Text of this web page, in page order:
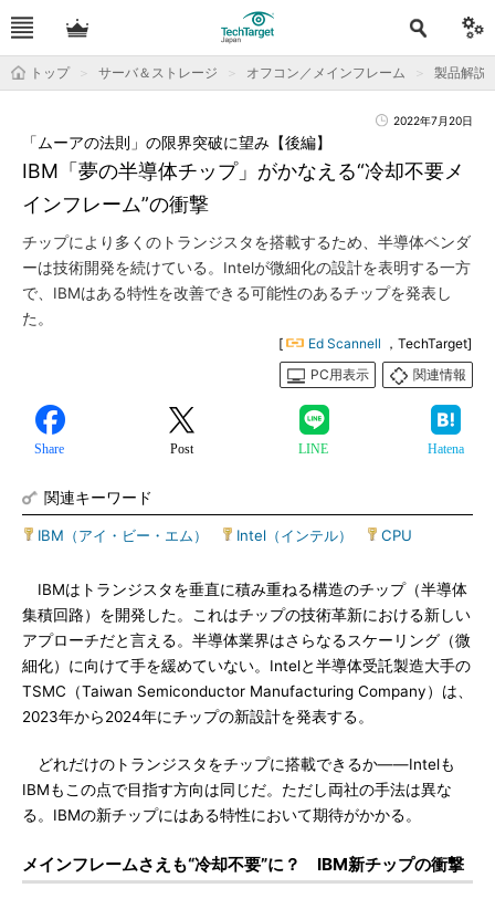
トップ サーバ＆ストレージ オフコン／メインフレーム 製品解説
2022年7月20日
IBM「夢の半導体チップ」がかなえる“冷却不要メ
インフレーム”の衝撃
「ムーアの法則」の限界突破に望み【後編】
チップにより多くのトランジスタを搭載するため、半導体ベンダ
ーは技術開発を続けている。Intelが微細化の設計を表明する一方
で、IBMはある特性を改善できる可能性のあるチップを発表し
た。
[ Ed Scannell ，TechTarget]
PC用表示
関連情報
Share Post LINE Hatena
関連キーワード
IBM（アイ・ビー・エム） Intel（インテル） CPU
IBMはトランジスタを垂直に積み重ねる構造のチップ（半導体
集積回路）を開発した。これはチップの技術革新における新しい
アプローチだと言える。半導体業界はさらなるスケーリング（微
細化）に向けて手を緩めていない。Intelと半導体受託製造大手の
TSMC（Taiwan Semiconductor Manufacturing Company）は、
2023年から2024年にチップの新設計を発表する。
どれだけのトランジスタをチップに搭載できるか――Intelも
IBMもこの点で目指す方向は同じだ。ただし両社の手法は異な
る。IBMの新チップにはある特性において期待がかかる。
メインフレームさえも“冷却不要”に？ IBM新チップの衝撃